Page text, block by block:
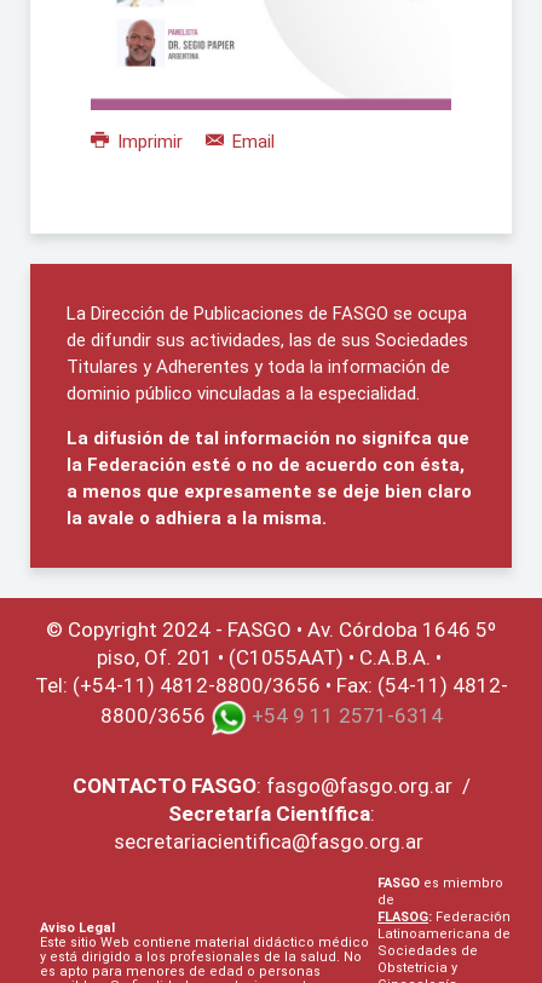
Imprimir Email
La Dirección de Publicaciones de FASGO se ocupa
de difundir sus actividades, las de sus Sociedades
Titulares y Adherentes y toda la información de
dominio público vinculadas a la especialidad.
La difusión de tal información no signifca que
la Federación esté o no de acuerdo con ésta,
a menos que expresamente se deje bien claro
la avale o adhiera a la misma.
© Copyright 2024 - FASGO • Av. Córdoba 1646 5º
piso, Of. 201 • (C1055AAT) • C.A.B.A. •
Tel: (+54-11) 4812-8800/3656 • Fax: (54-11) 4812-
8800/3656
+54 9 11 2571-6314
CONTACTO FASGO: fasgo@fasgo.org.ar/
Secretaría Científica:
secretariacientifica@fasgo.org.ar
Aviso Legal
Este sitio Web contiene material didáctico médico
y está dirigido a los profesionales de la salud. No
es apto para menores de edad o personas
FASGO es miembro
de
FLASOG: Federación
Latinoamericana de
Sociedades de
Obstetricia y